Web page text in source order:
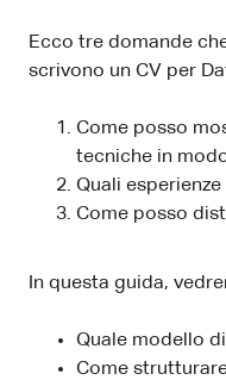
Ecco tre domande
scrivono un CV per
Come posso
tecniche in
Quali
Come posso
In questa guida,
Quale modello
Come